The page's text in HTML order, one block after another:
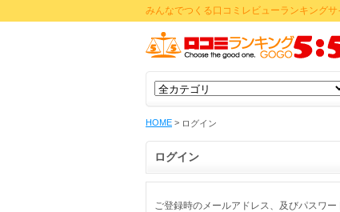
みんなでつくる口コミレビューランキング
HOME > ログイン
ログイン
ご登録時のメールアドレス、及びパスワー